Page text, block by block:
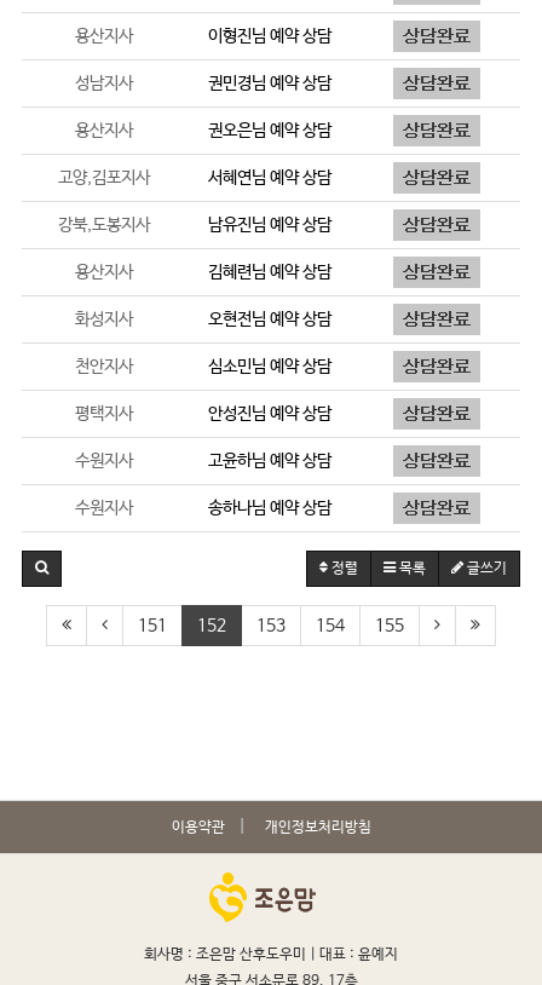
용산지사 이형진님 예약 상담
성남지사 권민경님 예약 상담
용산지사 권오은님 예약 상담
고양,김포지사 서혜연님 예약 상담
강북,도봉지사 남유진님 예약 상담
용산지사 김혜련님 예약 상담
화성지사 오현전님 예약 상담
천안지사 심소민님 예약 상담
평택지사 안성진님 예약 상담
수원지사 고윤하님 예약 상담
수원지사 송하나님 예약 상담
정렬 목록 글쓰기
151 152 153 154 155
이용약관 개인정보처리방침
회사명 : 조은맘 산후도우미 | 대표 : 윤예지
서울 중구 서소문로 89, 17층